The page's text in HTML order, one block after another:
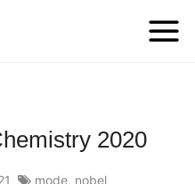
2020
mode, nobel